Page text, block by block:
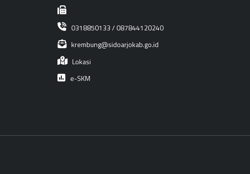
0318850133 / 087844120240
krembung@sidoarjokab.go.id
Lokasi
e-SKM